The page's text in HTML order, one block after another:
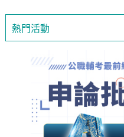
熱門活動